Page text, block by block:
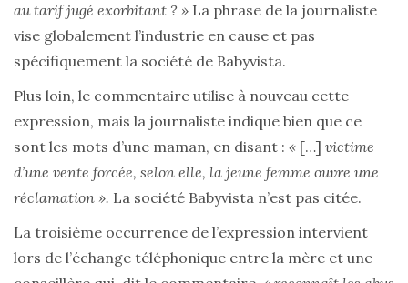
au tarif jugé exorbitant ? » La phrase de la journaliste
vise globalement l’industrie en cause et pas
spécifiquement la société de Babyvista.
Plus loin, le commentaire utilise à nouveau cette
expression, mais la journaliste indique bien que ce
sont les mots d’une maman, en disant : « […] victime
d’une vente forcée, selon elle, la jeune femme ouvre une
réclamation ». La société Babyvista n’est pas citée.
La troisième occurrence de l’expression intervient
lors de l’échange téléphonique entre la mère et une